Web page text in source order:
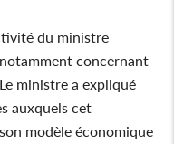
du ministre
concernant
ministre a expliqué
auxquels cet
modèle économique